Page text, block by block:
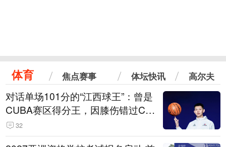
体育 焦点赛事 体坛快讯 高尔夫
对话单场101分的“江西球王”：曾是
CUBA赛区得分王，因膝伤错过CB
A选秀
32